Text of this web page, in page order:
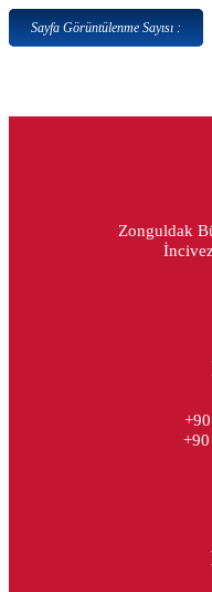
Sayfa Görüntülenme Sayısı :
Zonguldak